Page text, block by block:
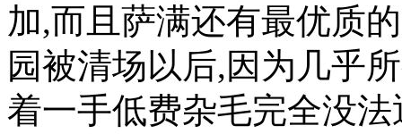
加,而且萨满还有最优质
园被清场以后,因为几乎
着一手低费杂毛完全没